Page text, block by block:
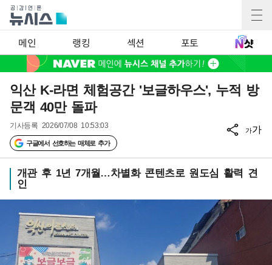
메인 랭킹 섹션 포토
익산 K-라면 체험공간 '보글하우스', 누적 방
문객 40만 돌파
기사등록 2026/07/08 10:53:03
구글에서 선호하는 매체로 추가
가가
개관 후 1년 7개월…차별화 콘텐츠로 원도심 활력 견
인